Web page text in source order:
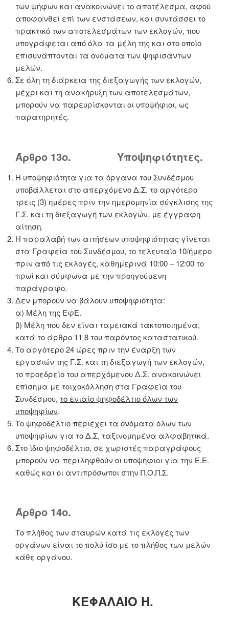
των ψήφων και ανακοινώνει το αποτέλεσμα, αφού
αποφανθεί επί των ενστάσεων, και συντάσσει το
πρακτικό των αποτελεσμάτων των εκλογών, που
υπογράφεται από όλα τα μέλη της και στο οποίο
επισυνάπτονται τα ονόματα των ψηφισάντων
μελών.
Σε όλη τη διάρκεια της διεξαγωγής των εκλογών,
μέχρι και τη ανακήρυξη των αποτελεσμάτων,
μπορούν να παρευρίσκονται οι υποψήφιοι, ως
παρατηρητές.
Άρθρο 13ο. Υποψηφιότητες.
Η υποψηφιότητα για τα όργανα του Συνδέσμου
υποβάλλεται στο απερχόμενο Δ.Σ. το αργότερο
τρεις (3) ημέρες πριν την ημερομηνία σύγκλισης της
Γ.Σ. και τη διεξαγωγή των εκλογών, με έγγραφη
αίτηση.
Η παραλαβή των αιτήσεων υποψηφιότητας γίνεται
στα Γραφεία του Συνδέσμου, το τελευταίο 10/ήμερο
πριν από τις εκλογές, καθημερινά 10:00 – 12:00 το
πρωί και σύμφωνα με την προηγούμενη
παράγραφο.
Δεν μπορούν να βάλουν υποψηφιότητα:
α) Μέλη της ΕφΕ.
β) Μέλη που δεν είναι ταμειακά τακτοποιημένα,
κατά το άρθρο 11 8 του παρόντος καταστατικού.
Το αργότερο 24 ώρες πριν την έναρξη των
εργασιών της Γ.Σ. και τη διεξαγωγή των εκλογών,
το προεδρείο του απερχόμενου Δ.Σ. ανακοινώνει
επίσημα με τοιχοκόλληση στα Γραφεία του
Συνδέσμου, το ενιαίο ψηφοδέλτιο όλων των
υποψηφίων.
Το ψηφοδέλτιο περιέχει τα ονόματα όλων των
υποψηφίων για το Δ.Σ, ταξινομημένα αλφαβητικά.
Στο ίδιο ψηφοδέλτιο, σε χωριστές παραγράφους
μπορούν να περιληφθούν οι υποψήφιοι για την Ε.Ε.
καθώς και οι αντιπρόσωποι στην Π.Ο.Π.Σ.
Άρθρο 14ο.
Το πλήθος των σταυρών κατά τις εκλογές των
οργάνων είναι το πολύ ίσο με το πλήθος των μελών
κάθε οργάνου.
ΚΕΦΑΛΑΙΟ Η.